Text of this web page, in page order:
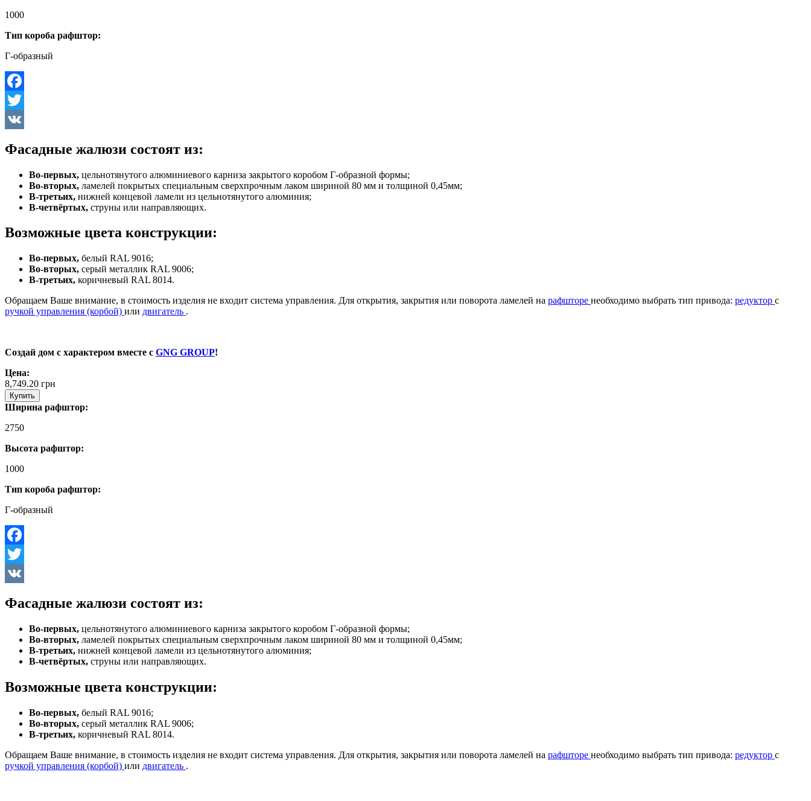
1000
Тип короба рафштор:
Г-образный
Facebook
Twitter
Фасадные жалюзи состоят из:
Во-первых, цельнотянутого алюминиевого карниза закрытого коробом Г-образной формы;
Во-вторых, ламелей покрытых специальным сверхпрочным лаком шириной 80 мм и толщиной 0,45мм;
В-третьих, нижней концевой ламели из цельнотянутого алюминия;
В-четвёртых, струны или направляющих.
Возможные цвета конструкции:
Во-первых, белый RAL 9016;
Во-вторых, серый металлик RAL 9006;
В-третьих, коричневый RAL 8014.
Обращаем Ваше внимание, в стоимость изделия не входит система управления. Для открытия, закрытия или поворота ламелей на рафшторе необходимо выбрать тип привода: редуктор с
ручкой управления (корбой) или двигатель .
Создай дом с характером вместе с GNG GROUP!
Цена:
8,749.20 грн
Купить
Ширина рафштор:
2750
Высота рафштор:
1000
Тип короба рафштор:
Г-образный
Facebook
Twitter
Фасадные жалюзи состоят из:
Во-первых, цельнотянутого алюминиевого карниза закрытого коробом Г-образной формы;
Во-вторых, ламелей покрытых специальным сверхпрочным лаком шириной 80 мм и толщиной 0,45мм;
В-третьих, нижней концевой ламели из цельнотянутого алюминия;
В-четвёртых, струны или направляющих.
Возможные цвета конструкции:
Во-первых, белый RAL 9016;
Во-вторых, серый металлик RAL 9006;
В-третьих, коричневый RAL 8014.
Обращаем Ваше внимание, в стоимость изделия не входит система управления. Для открытия, закрытия или поворота ламелей на рафшторе необходимо выбрать тип привода: редуктор с
ручкой управления (корбой) или двигатель .